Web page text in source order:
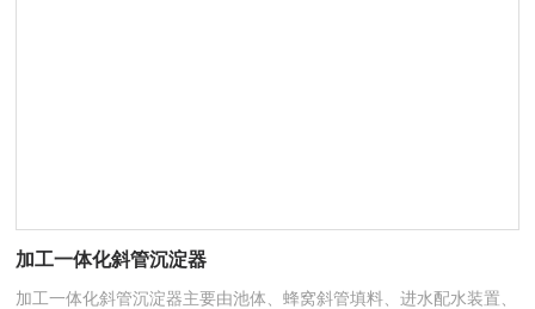
加工一体化斜管沉淀器
加工一体化斜管沉淀器主要由池体、蜂窝斜管填料、进水配水装置、